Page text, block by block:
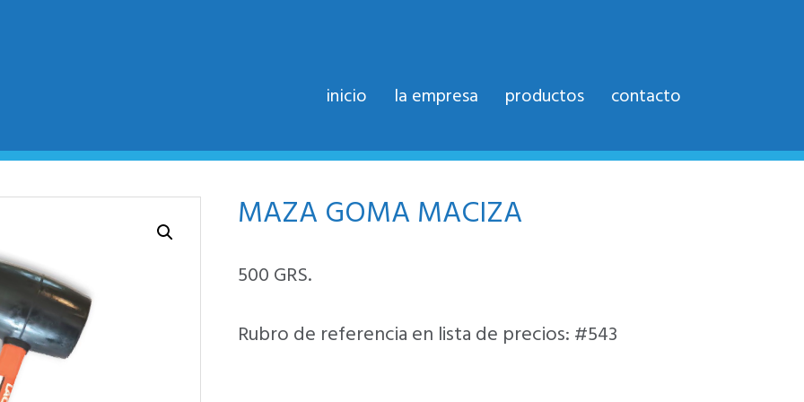
inicio la empresa productos contacto
MAZA GOMA MACIZA
500 GRS.
Rubro de referencia en lista de precios: #543